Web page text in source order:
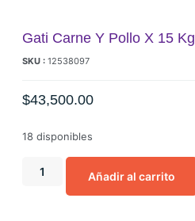
Gati Carne Y Pollo X 15 Kg
SKU : 12538097
$43,500.00
18 disponibles
Añadir al carrito